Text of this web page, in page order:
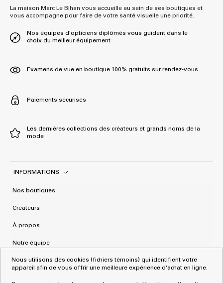
La maison Marc Le Bihan vous accueille au sein de ses boutiques et
vous accompagne pour faire de votre santé visuelle une priorité.
Nos équipes d'opticiens diplômés vous guident dans le
choix du meilleur équipement
Examens de vue en boutique 100% gratuits sur rendez-vous
Paiements sécurisés
Les dernières collections des créateurs et grands noms de la
mode
INFORMATIONS
Nos boutiques
Créateurs
À propos
Notre équipe
Mentions Légales
Nous utilisons des cookies (fichiers témoins) qui identifient votre
appareil afin de vous offrir une meilleure expérience d’achat en ligne.